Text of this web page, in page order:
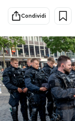
Cultura
Economia
Sport
PODCAST
NEWSLETTER
Condividi